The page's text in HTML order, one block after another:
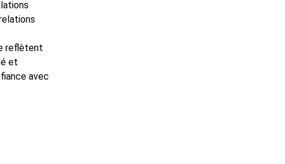
reflètent
et
avec